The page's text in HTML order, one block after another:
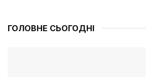
ГОЛОВНЕ СЬОГОДНІ